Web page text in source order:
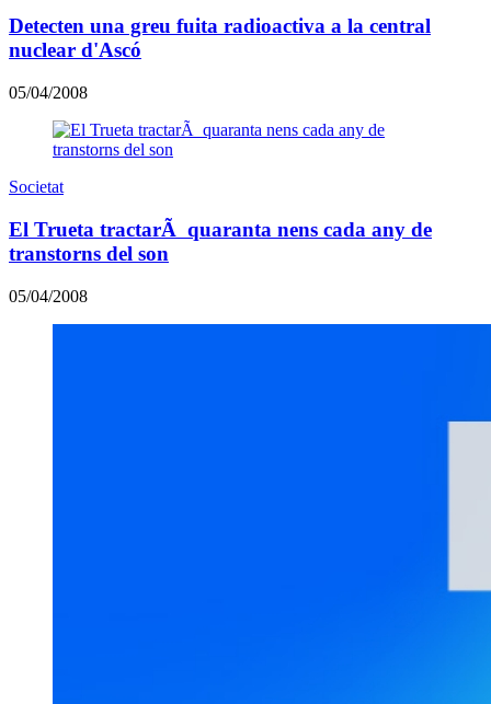
Detecten una greu fuita radioactiva a la central
nuclear d'Ascó
05/04/2008
Societat
El Trueta tractarÃ quaranta nens cada any de
transtorns del son
05/04/2008